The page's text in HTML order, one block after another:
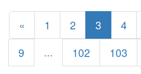
« 1 2 3 4
9
... 102 103